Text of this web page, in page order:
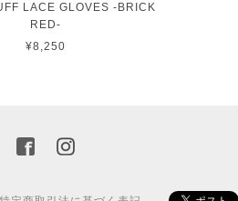
LACE GLOVES -BRICK
RED-
¥8,250